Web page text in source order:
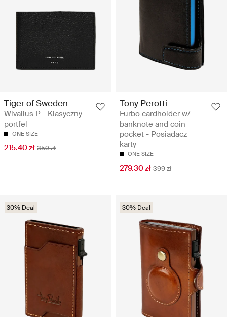
Tiger of Sweden
Wivalius P - Klasyczny
portfel
ONE SIZE
215.40 zł 359 zł
Tony Perotti
Furbo cardholder w/
banknote and coin
pocket - Posiadacz
karty
ONE SIZE
279.30 zł 399 zł
30% Deal 30% Deal